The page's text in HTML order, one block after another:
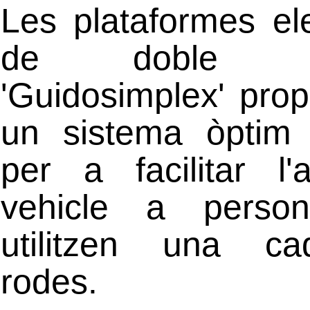
Les plataformes
de doble
'Guidosimplex'
un sistema
per a facilitar
vehicle a
utilitzen una
rodes.